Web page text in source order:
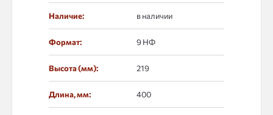
Наличие: в наличии
Формат: 9 НФ
Высота (мм): 219
Длина, мм: 400